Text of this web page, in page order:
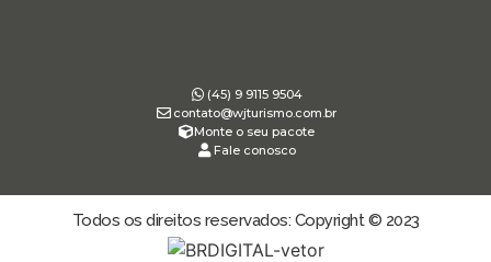
(45) 9 9115 9504
contato@wjturismo.com.br
Monte o seu pacote
Fale conosco
Todos os direitos reservados: Copyright © 2023